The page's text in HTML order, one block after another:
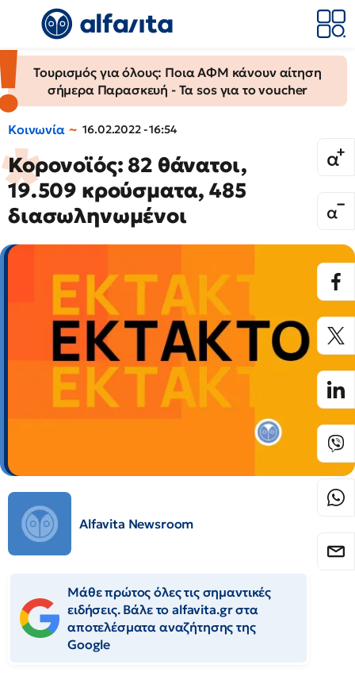
Τουρισμός για όλους: Ποια ΑΦΜ κάνουν αίτηση
σήμερα Παρασκευή - Τα sos για το voucher
Κοινωνία 16.02.2022 - 16:54
Κορονοϊός: 82 θάνατοι,
19.509 κρούσματα, 485
διασωληνωμένοι
Alfavita Newsroom
Μάθε πρώτος όλες τις σημαντικές
ειδήσεις. Βάλε το alfavita.gr στα
αποτελέσματα αναζήτησης της
Google